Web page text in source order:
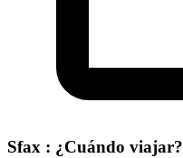
Sfax : ¿Cuándo viajar?